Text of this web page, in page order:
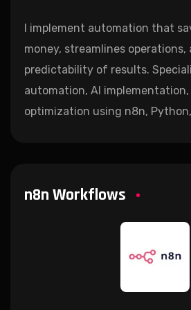
I implement automation that
money, streamlines
predictability of results.
automation, AI
optimization using n8n,
n8n Workflows